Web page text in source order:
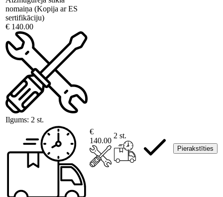
nomaiņa (Kopija ar ES
sertifikāciju)
€ 140.00
Ilgums: 2 st.
€
140.00
2 st.
Pierakstīties